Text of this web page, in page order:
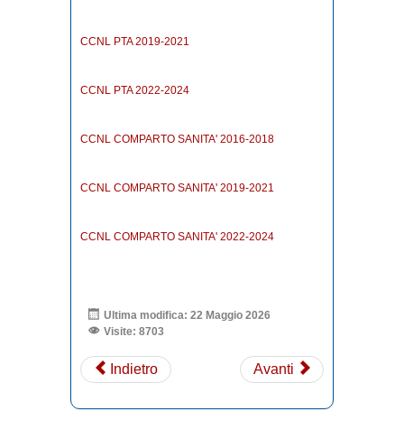
CCNL PTA 2019-2021
CCNL PTA 2022-2024
CCNL COMPARTO SANITA' 2016-2018
CCNL COMPARTO SANITA' 2019-2021
CCNL COMPARTO SANITA' 2022-2024
Ultima modifica: 22 Maggio 2026
Visite: 8703
Indietro Avanti